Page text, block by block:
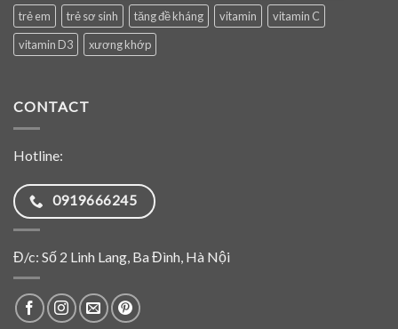
trẻ em
trẻ sơ sinh tăng đề kháng vitamin
vitamin C
vitamin D3
xương khớp
CONTACT
Hotline:
0919666245
Đ/c: Số 2 Linh Lang, Ba Đình, Hà Nội